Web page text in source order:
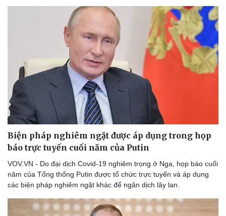
Thể thao
Lịch thi đấu bóng đá
Thế giới thể thao
eSports
Hậu trường
Ô tô - Xe máy
Xe máy
Tư vấn
Biện pháp nghiêm ngặt được áp dụng trong họp
báo trực tuyến cuối năm của Putin
VOV.VN - Do đại dịch Covid-19 nghiêm trọng ở Nga, họp báo cuối
năm của Tổng thống Putin được tổ chức trực tuyến và áp dụng
các biện pháp nghiêm ngặt khác để ngăn dịch lây lan.